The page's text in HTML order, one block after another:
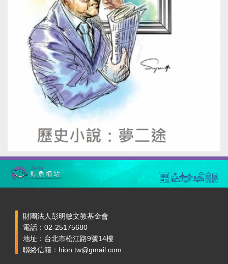
財團法人彭明敏文教基金會
電話：02-25175680
地址：台北市松江路9號14樓
聯絡信箱：hion.tw@gmail.com